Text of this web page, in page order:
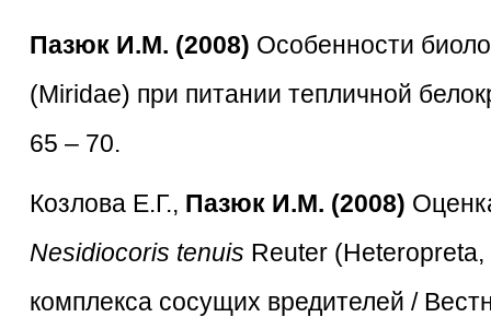
Пазюк И.М. (2008) Особенности
(Miridae) при питании тепличной
65 – 70.
Козлова Е.Г., Пазюк И.М. (2008)
Nesidiocoris tenuis Reuter (Heteropreta,
комплекса сосущих вредителей /